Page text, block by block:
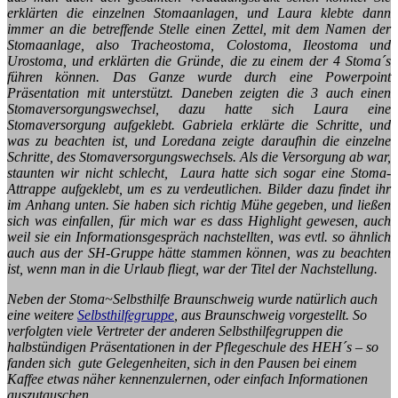
erklärten die einzelnen Stomaanlagen, und Laura klebte dann
immer an die betreffende Stelle einen Zettel, mit dem Namen der
Stomaanlage, also Tracheostoma, Colostoma, Ileostoma und
Urostoma, und erklärten die Gründe, die zu einem der 4 Stoma´s
führen können. Das Ganze wurde durch eine Powerpoint
Präsentation mit unterstützt. Daneben zeigten die 3 auch einen
Stomaversorgungswechsel, dazu hatte sich Laura eine
Stomaversorgung aufgeklebt. Gabriela erklärte die Schritte, und
was zu beachten ist, und Loredana zeigte daraufhin die einzelne
Schritte, des Stomaversorgungswechsels. Als die Versorgung ab war,
staunten wir nicht schlecht, Laura hatte sich sogar eine Stoma-
Attrappe aufgeklebt, um es zu verdeutlichen. Bilder dazu findet ihr
im Anhang unten. Sie haben sich richtig Mühe gegeben, und ließen
sich was einfallen, für mich war es dass Highlight gewesen, auch
weil sie ein Informationsgespräch nachstellten, was evtl. so ähnlich
auch aus der SH-Gruppe hätte stammen können, was zu beachten
ist, wenn man in die Urlaub fliegt, war der Titel der Nachstellung.
Neben der Stoma~Selbsthilfe Braunschweig wurde natürlich auch
eine weitere Selbsthilfegruppe , aus Braunschweig vorgestellt. So
verfolgten viele Vertreter der anderen Selbsthilfegruppen die
halbstündigen Präsentationen in der Pflegeschule des HEH´s – so
fanden sich gute Gelegenheiten, sich in den Pausen bei einem
Kaffee etwas näher kennenzulernen, oder einfach Informationen
auszutauschen.